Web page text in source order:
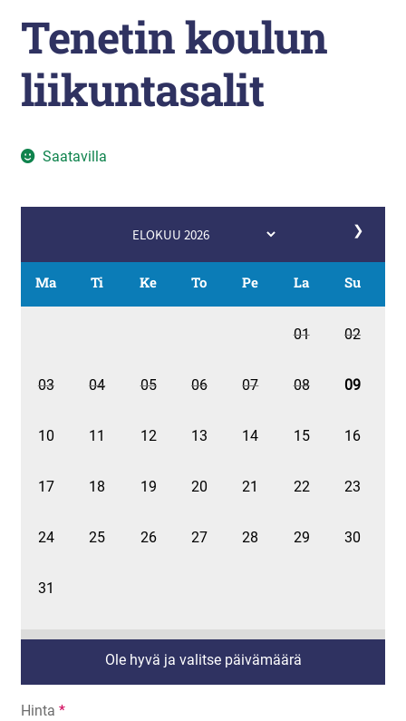
Tenetin koulun
liikuntasalit
Saatavilla
❯
Ma Ti Ke To Pe La Su
01 02
03 04 05 06 07 08 09
10 11 12 13 14 15 16
17 18 19 20 21 22 23
24 25 26 27 28 29 30
31
Ole hyvä ja valitse päivämäärä
Hinta *